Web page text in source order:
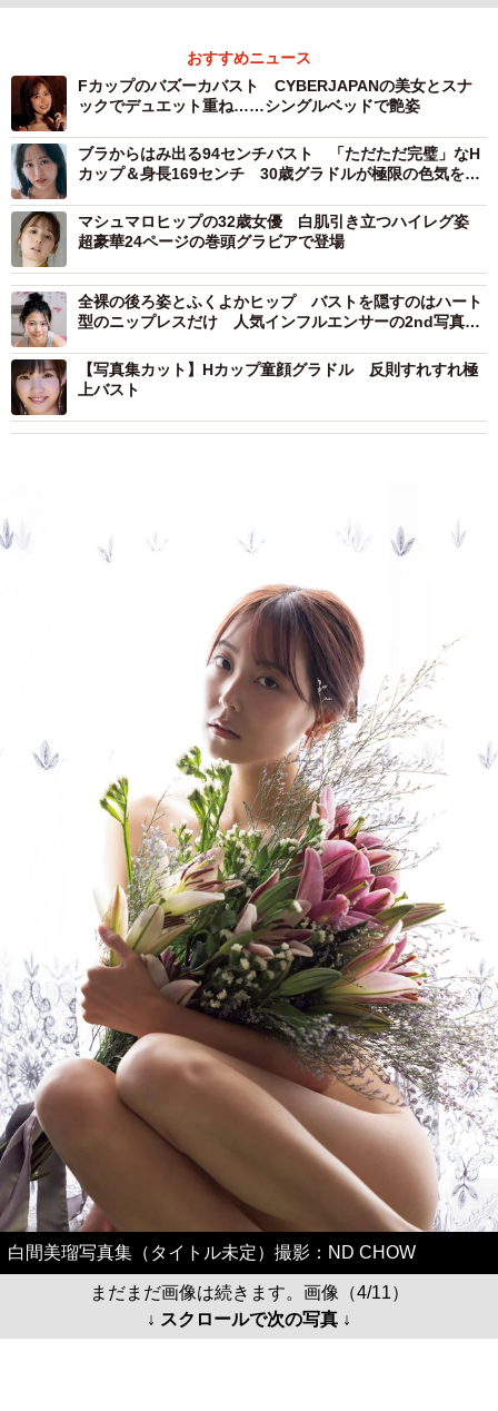
おすすめニュース
Fカップのバズーカバスト CYBERJAPANの美女とスナ
ックでデュエット重ね……シングルベッドで艶姿
ブラからはみ出る94センチバスト 「ただただ完璧」なH
カップ＆身長169センチ 30歳グラドルが極限の色気を表
マシュマロヒップの32歳女優 白肌引き立つハイレグ姿
超豪華24ページの巻頭グラビアで登場
全裸の後ろ姿とふくよかヒップ バストを隠すのはハート
型のニップレスだけ 人気インフルエンサーの2nd写真集
【写真集カット】Hカップ童顔グラドル 反則すれすれ極
上バスト
白間美瑠写真集（タイトル未定）撮影：ND CHOW
まだまだ画像は続きます。画像（4/11）
↓ スクロールで次の写真 ↓